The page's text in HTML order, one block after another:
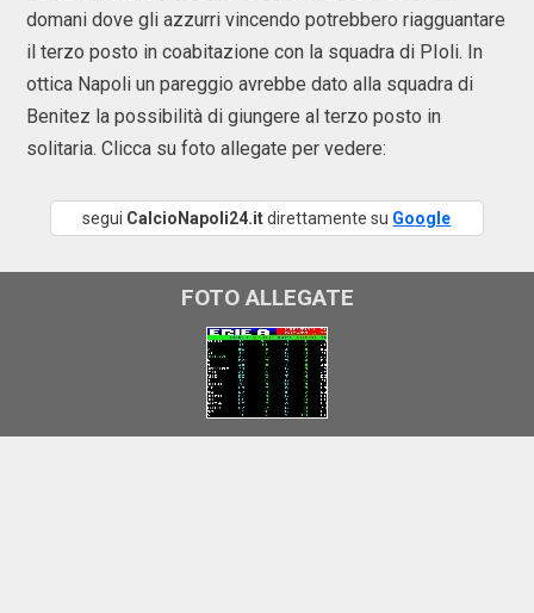
domani dove gli azzurri vincendo potrebbero riagguantare
il terzo posto in coabitazione con la squadra di PIoli. In
ottica Napoli un pareggio avrebbe dato alla squadra di
Benitez la possibilità di giungere al terzo posto in
solitaria. Clicca su foto allegate per vedere:
segui CalcioNapoli24.itdirettamente su Google
FOTO ALLEGATE